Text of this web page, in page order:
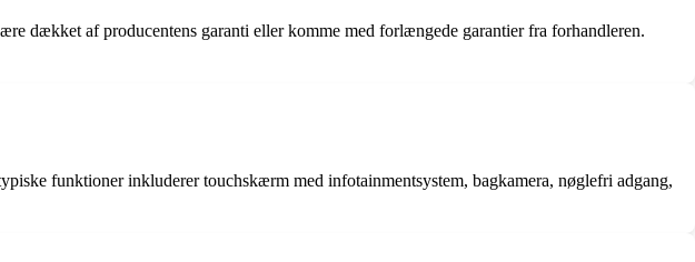
dækket af producentens garanti eller komme med forlængede garantier fra forhandleren.
funktioner inkluderer touchskærm med infotainmentsystem, bagkamera, nøglefri adgang,